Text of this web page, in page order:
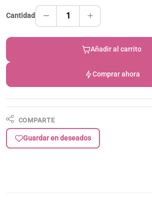
Cantidad 1
Añadir al carrito
Comprar ahora
COMPARTE
Guardar en deseados